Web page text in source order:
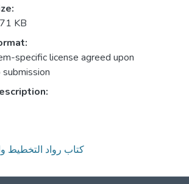
KB
specific license agreed upon
(7) كتاب رواد التخطيط